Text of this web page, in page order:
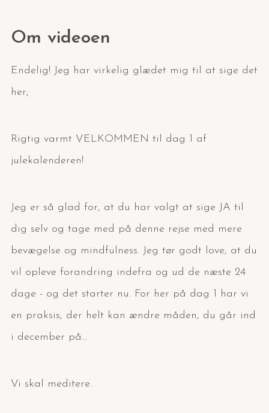
Om videoen
Endelig! Jeg har virkelig glædet mig til at sige det
her;
Rigtig varmt VELKOMMEN til dag 1 af
julekalenderen!
Jeg er så glad for, at du har valgt at sige JA til
dig selv og tage med på denne rejse med mere
bevægelse og mindfulness. Jeg tør godt love, at du
vil opleve forandring indefra og ud de næste 24
dage - og det starter nu. For her på dag 1 har vi
en praksis, der helt kan ændre måden, du går ind
i december på...
Vi skal meditere.